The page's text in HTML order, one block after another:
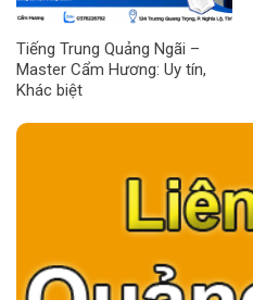
Tiếng Trung Quảng Ngãi –
Master Cẩm Hương: Uy tín,
Khác biệt